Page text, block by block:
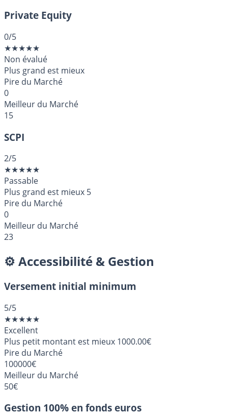
Private Equity
0/5
★★★★★
Non évalué
Plus grand est mieux
Pire du Marché
0
Meilleur du Marché
15
SCPI
2/5
★★★★★
Passable
Plus grand est mieux 5
Pire du Marché
0
Meilleur du Marché
23
⚙️ Accessibilité & Gestion
Versement initial minimum
5/5
★★★★★
Excellent
Plus petit montant est mieux 1000.00€
Pire du Marché
100000€
Meilleur du Marché
50€
Gestion 100% en fonds euros